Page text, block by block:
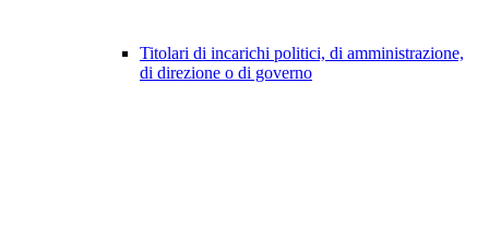
Titolari di incarichi politici, di amministrazione,
di direzione o di governo